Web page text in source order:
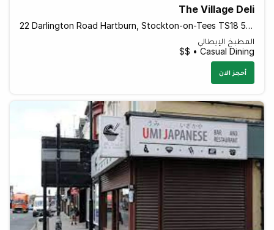
The Village Deli
22 Darlington Road Hartburn, Stockton-on-Tees TS18 5BD England
المطبخ الإيطالي
Casual Dining • $$
أحجز الان